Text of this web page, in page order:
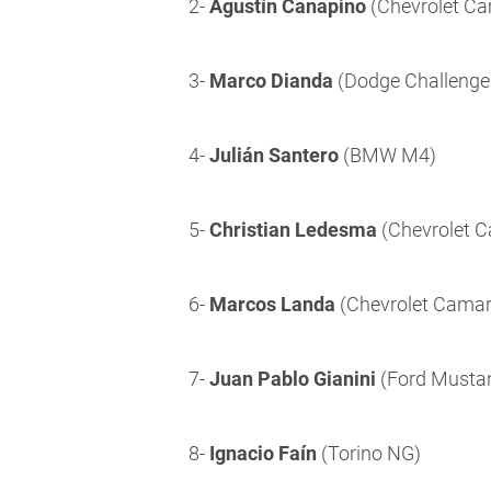
2-Agustín Canapino (Chevrolet
3- Marco Dianda (Dodge
4-Julián Santero (BMW M4)
5-Christian Ledesma (Chevrolet
6- Marcos Landa (Chevrolet
7-Juan Pablo Gianini (Ford
8- Ignacio Faín (Torino NG)